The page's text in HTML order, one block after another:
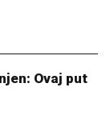
Ovaj put